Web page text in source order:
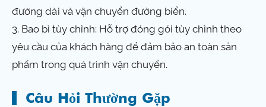
đường dài và vận chuyển đường biển.
3. Bao bì tùy chỉnh: Hỗ trợ đóng gói tùy chỉnh theo
yêu cầu của khách hàng để đảm bảo an toàn sản
phẩm trong quá trình vận chuyển.
Câu Hỏi Thường Gặp